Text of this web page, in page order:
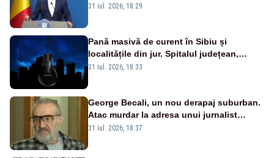
a anunțat importuri și posibile restricții –
31 iul. 2026, 18:29
Pană masivă de curent în Sibiu și
localitățile din jur. Spitalul județean,
semafoarele, rețelele de telefonie, grav
31 iul. 2026, 18:33
George Becali, un nou derapaj suburban.
Atac murdar la adresa unui jurnalist
sportiv – AUDIO
31 iul. 2026, 18:37